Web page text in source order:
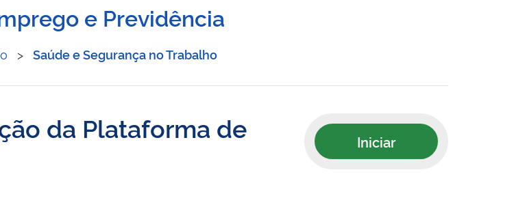
e Previdência
> Saúde e Segurança no Trabalho
da Plataforma de
Iniciar